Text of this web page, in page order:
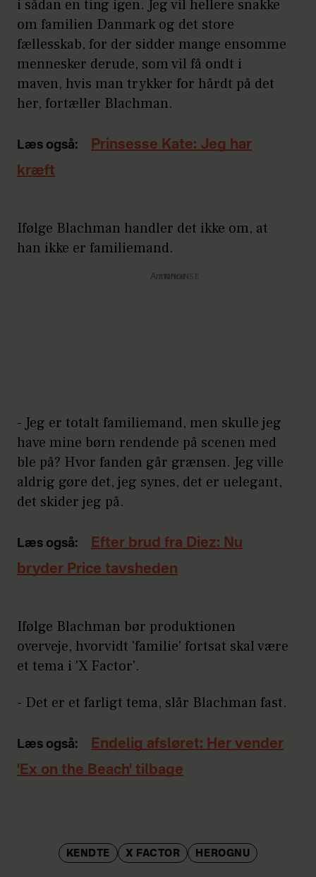
i sådan en ting igen. Jeg vil hellere snakke
om familien Danmark og det store
fællesskab, for der sidder mange ensomme
mennesker derude, som vil få ondt i
maven, hvis man trykker for hårdt på det
her, fortæller Blachman.
Læs også:
Prinsesse Kate: Jeg har
kræft
Ifølge Blachman handler det ikke om, at
han ikke er familiemand.
Annonce
- Jeg er totalt familiemand, men skulle jeg
have mine børn rendende på scenen med
ble på? Hvor fanden går grænsen. Jeg ville
aldrig gøre det, jeg synes, det er uelegant,
det skider jeg på.
Læs også:
Efter brud fra Diez: Nu
bryder Price tavsheden
Ifølge Blachman bør produktionen
overveje, hvorvidt 'familie' fortsat skal være
et tema i 'X Factor'.
- Det er et farligt tema, slår Blachman fast.
Læs også:
Endelig afsløret: Her vender
'Ex on the Beach' tilbage
KENDTE X FACTOR HEROGNU